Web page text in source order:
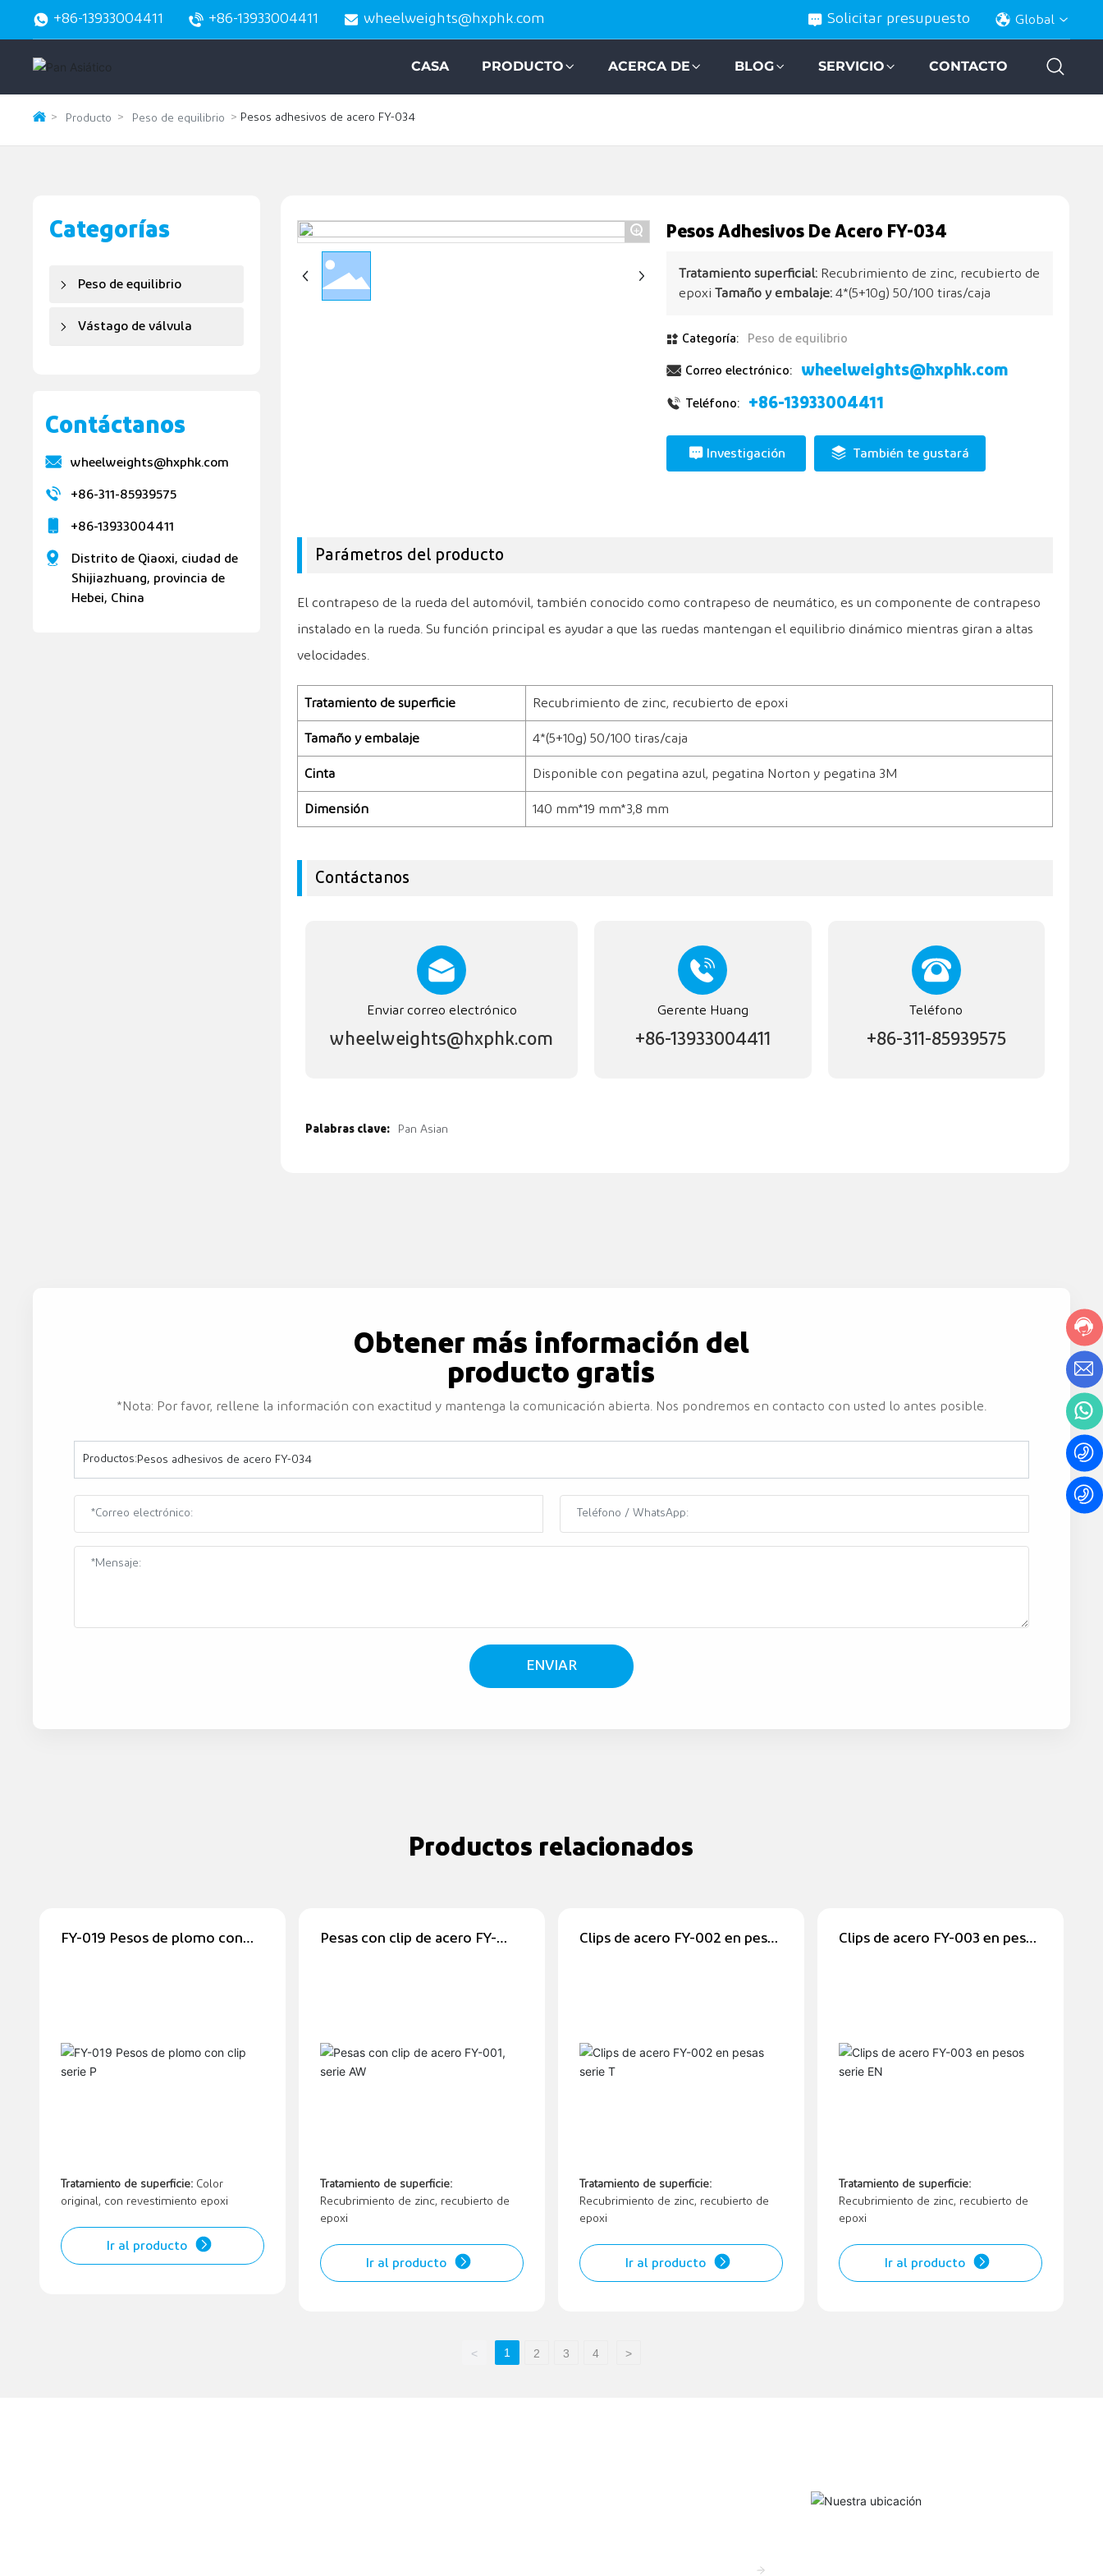
+86-13933004411 +86-13933004411 wheelweights@hxphk.com Solicitar presupuesto Global
CASA PRODUCTO ACERCA DE BLOG SERVICIO CONTACTO
Producto Peso de equilibrio Pesos adhesivos de acero FY-034
Categorías
Peso de equilibrio
Vástago de válvula
Contáctanos
wheelweights@hxphk.com
+86-311-85939575
+86-13933004411
Distrito de Qiaoxi, ciudad de
Shijiazhuang, provincia de
Hebei, China
+ Pesos Adhesivos De Acero FY-034
Tratamiento superficial: Recubrimiento de zinc, recubierto de
epoxiTamaño y embalaje:4*(5+10g) 50/100 tiras/caja
Categoría: Peso de equilibrio
Correo electrónico: wheelweights@hxphk.com
Teléfono: +86-13933004411
Investigación También te gustará
Parámetros del producto
El contrapeso de la rueda del automóvil, también conocido como contrapeso de neumático, es un componente de contrapeso
instalado en la rueda. Su función principal es ayudar a que las ruedas mantengan el equilibrio dinámico mientras giran a altas
velocidades.
Tratamiento de superficie Recubrimiento de zinc, recubierto de epoxi
Tamaño y embalaje 4*(5+10g) 50/100 tiras/caja
Cinta Disponible con pegatina azul, pegatina Norton y pegatina 3M
Dimensión 140 mm*19 mm*3,8 mm
Contáctanos
Enviar correo electrónico
wheelweights@hxphk.com
Gerente Huang
+86-13933004411
Teléfono
+86-311-85939575
Palabras clave: Pan Asian
Obtener más información del
producto gratis
*Nota: Por favor, rellene la información con exactitud y mantenga la comunicación abierta. Nos pondremos en contacto con usted lo antes posible.
Productos:Pesos adhesivos de acero FY-034
ENVIAR
Productos relacionados
FY-019 Pesos de plomo con
Tratamiento de superficie: Color
original, con revestimiento epoxi
Ir al producto
Pesas con clip de acero FY-
Tratamiento de superficie:
Recubrimiento de zinc, recubierto de
epoxi
Ir al producto
Clips de acero FY-002 en pesas
Tratamiento de superficie:
Recubrimiento de zinc, recubierto de
epoxi
Ir al producto
Clips de acero FY-003 en pesos
Tratamiento de superficie:
Recubrimiento de zinc, recubierto de
epoxi
Ir al producto
< 1 2 3 4 >